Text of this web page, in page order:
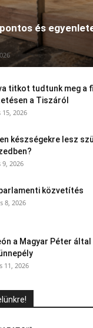
és
titkot tudtunk meg a
a Tiszáról
2026
készségekre lesz
2026
közvetítés
8, 2026
a Magyar Péter
11, 2026